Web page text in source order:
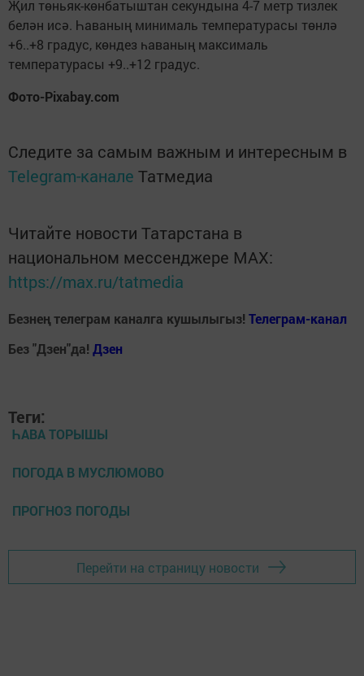
Җил төньяк-көнбатыштан секундына 4-7 метр тизлек
белән исә. Һаваның минималь температурасы төнлә
+6..+8 градус, көндез һаваның максималь
температурасы +9..+12 градус.
Фото-Pixabay.com
Следите за самым важным и интересным в
Telegram-канале Татмедиа
Читайте новости Татарстана в
национальном мессенджере MАХ:
https://max.ru/tatmedia
Безнең телеграм каналга кушылыгыз! Телеграм-канал
Без "Дзен"да! Дзен
Теги:
ҺАВА ТОРЫШЫ
ПОГОДА В МУСЛЮМОВО
ПРОГНОЗ ПОГОДЫ
Перейти на страницу новости